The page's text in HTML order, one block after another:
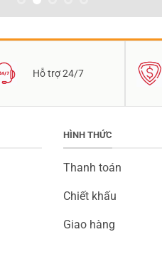
Hỗ trợ 24/7
HÌNH THỨC
Thanh toán
Chiết khấu
Giao hàng